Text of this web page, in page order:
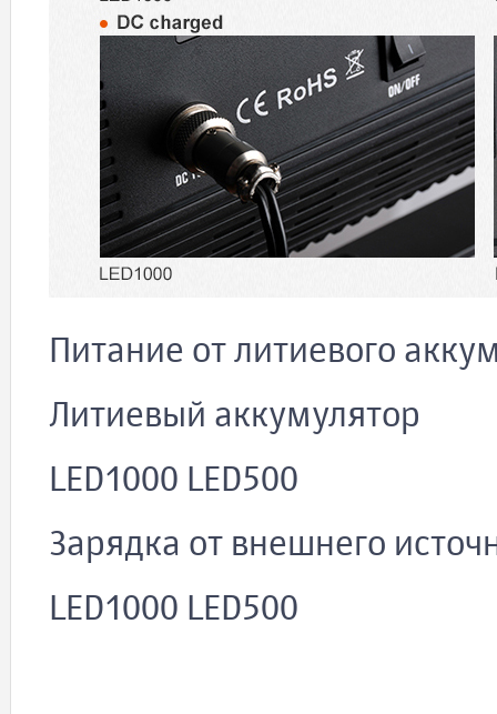
Питание от литиевого
Литиевый аккумулятор
LED1000 LED500
Зарядка от внешнего
LED1000 LED500